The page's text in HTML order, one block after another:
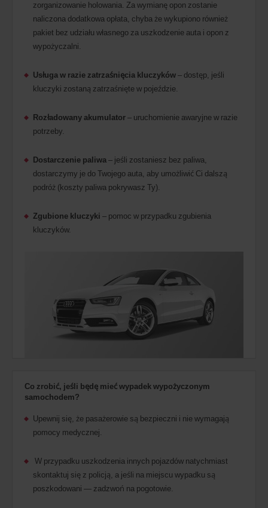
zorganizowanie holowania. Za wymianę opon zostanie
naliczona dodatkowa opłata, chyba że wykupiono również
pakiet bez udziału własnego za uszkodzenie auta i opon z
wypożyczalni.
Usługa w razie zatrzaśnięcia kluczyków– dostęp, jeśli
kluczyki zostaną zatrzaśnięte w pojeździe.
Rozładowany akumulator– uruchomienie awaryjne w razie
potrzeby.
Dostarczenie paliwa– jeśli zostaniesz bez paliwa,
dostarczymy je do Twojego auta, aby umożliwić Ci dalszą
podróż (koszty paliwa pokrywasz Ty).
Zgubione kluczyki – pomoc w przypadku zgubienia
kluczyków.
Co zrobić, jeśli będę mieć wypadek wypożyczonym
samochodem?
Upewnij się, że pasażerowie są bezpieczni i nie wymagają
pomocy medycznej.
W przypadku uszkodzenia innych pojazdów natychmiast
skontaktuj się z policją, a jeśli na miejscu wypadku są
poszkodowani — zadzwoń na pogotowie.